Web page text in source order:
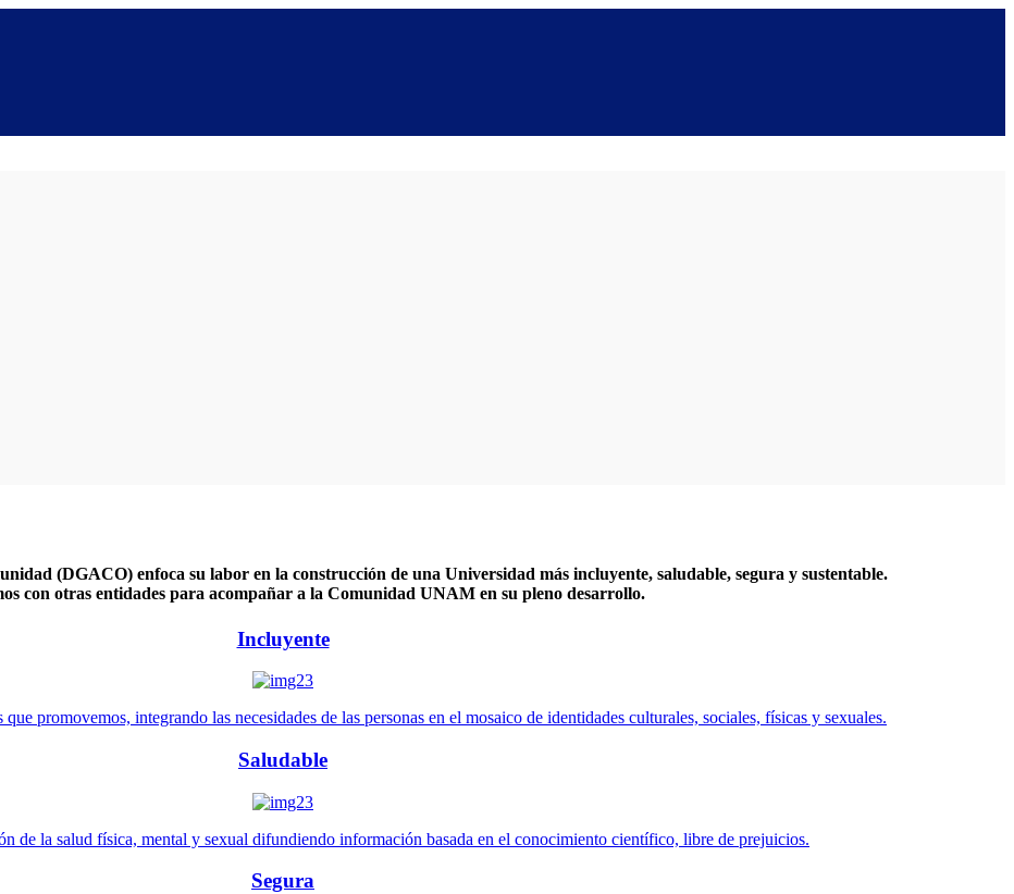
(DGACO) enfoca su labor en la construcción de una Universidad más incluyente, saludable, segura y sustentable.
con otras entidades para acompañar a la Comunidad UNAM en su pleno desarrollo.
Incluyente
promovemos, integrando las necesidades de las personas en el mosaico de identidades culturales, sociales, físicas y sexuales.
Saludable
de la salud física, mental y sexual difundiendo información basada en el conocimiento científico, libre de prejuicios.
Segura